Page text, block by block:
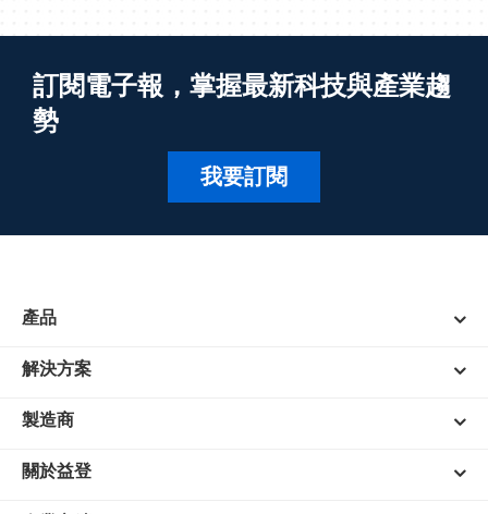
訂閱電子報，掌握最新科技與產業趨
勢
我要訂閱
產品
解決方案
製造商
關於益登